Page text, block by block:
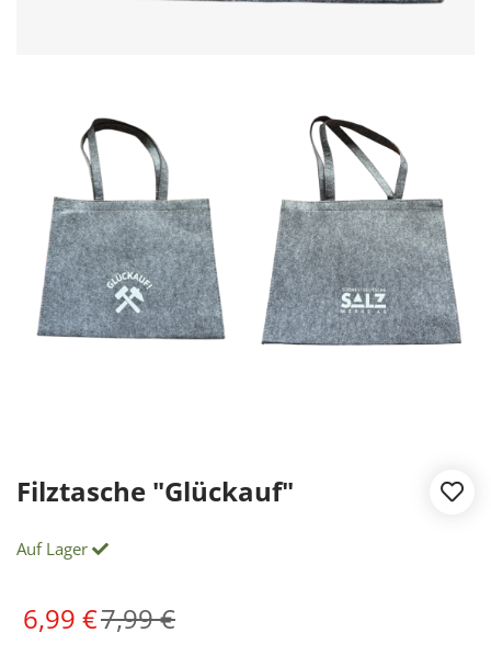
Filztasche "Glückauf"
Auf Lager
6,99 €7,99 €